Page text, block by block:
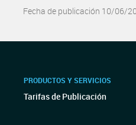
Fecha de publicación 10/06/
PRODUCTOS Y SERVICIOS
Tarifas de Publicación